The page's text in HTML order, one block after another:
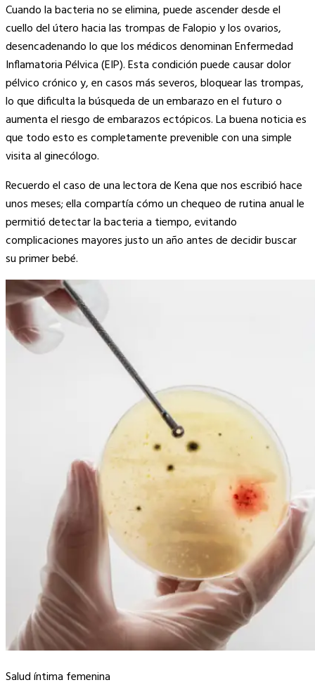
Cuando la bacteria no se elimina, puede ascender desde el
cuello del útero hacia las trompas de Falopio y los ovarios,
desencadenando lo que los médicos denominan Enfermedad
Inflamatoria Pélvica (EIP). Esta condición puede causar dolor
pélvico crónico y, en casos más severos, bloquear las trompas,
lo que dificulta la búsqueda de un embarazo en el futuro o
aumenta el riesgo de embarazos ectópicos. La buena noticia es
que todo esto es completamente prevenible con una simple
visita al ginecólogo.
Recuerdo el caso de una lectora de Kena que nos escribió hace
unos meses; ella compartía cómo un chequeo de rutina anual le
permitió detectar la bacteria a tiempo, evitando
complicaciones mayores justo un año antes de decidir buscar
su primer bebé.
Salud íntima femenina